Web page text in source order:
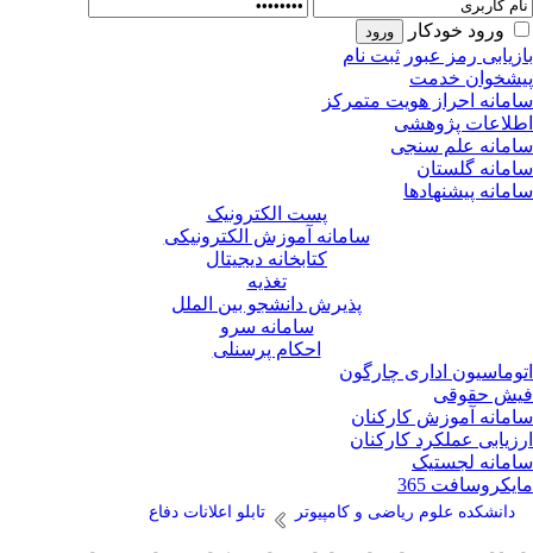
ورود خودکار
رمز عبور ثبت نام
خدمت
احراز هویت متمرکز
پژوهشی
علم سنجی
گلستان
پیشنهادها
پست الکترونیک
سامانه آموزش الکترونیکی
کتابخانه دیجیتال
تغذیه
پذیرش دانشجو بین الملل
سامانه سرو
احکام پرسنلی
اداری چارگون
حقوقی
آموزش کارکنان
عملکرد کارکنان
لجستیک
365
دانشکده علوم ریاضی و کامپیوتر تابلو اعلانات دفاع